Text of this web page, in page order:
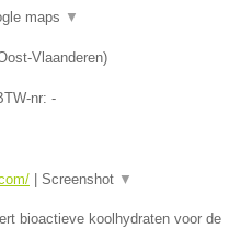
maps ▼
Vlaanderen)
nr: -
Screenshot ▼
bioactieve koolhydraten voor de